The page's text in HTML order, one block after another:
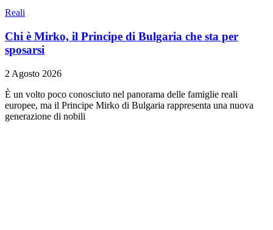
Reali
Chi è Mirko, il Principe di Bulgaria che sta per
sposarsi
2 Agosto 2026
È un volto poco conosciuto nel panorama delle famiglie reali
europee, ma il Principe Mirko di Bulgaria rappresenta una nuova
generazione di nobili